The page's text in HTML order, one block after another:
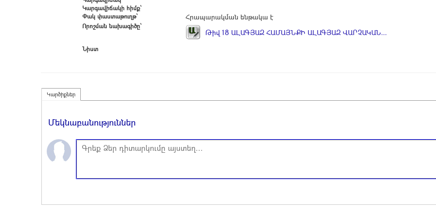
Կարգավիճակի հիմք՝
Փակ փաստաթուղթ՝
Հրապարակման ենթակա է
Որոշման նախագիծը՝
Թիվ 18 ԱԼԱԳՅԱԶ ՀԱՄԱՅՆՔԻ ԱԼԱԳՅԱԶ ՎԱՐՉԱԿԱՆ...
Նիստ
Կարծիքներ
Մեկնաբանություններ